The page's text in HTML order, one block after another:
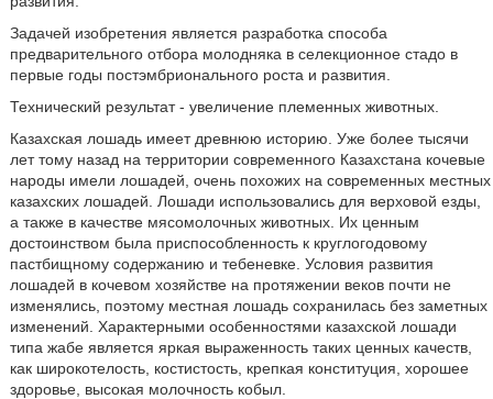
Задачей изобретения является разработка способа
предварительного отбора молодняка в селекционное стадо в
первые годы постэмбрионального роста и развития.
Технический результат - увеличение племенных животных.
Казахская лошадь имеет древнюю историю. Уже более тысячи
лет тому назад на территории современного Казахстана кочевые
народы имели лошадей, очень похожих на современных местных
казахских лошадей. Лошади использовались для верховой езды,
а также в качестве мясомолочных животных. Их ценным
достоинством была приспособленность к круглогодовому
пастбищному содержанию и тебеневке. Условия развития
лошадей в кочевом хозяйстве на протяжении веков почти не
изменялись, поэтому местная лошадь сохранилась без заметных
изменений. Характерными особенностями казахской лошади
типа жабе является яркая выраженность таких ценных качеств,
как широкотелость, костистость, крепкая конституция, хорошее
здоровье, высокая молочность кобыл.